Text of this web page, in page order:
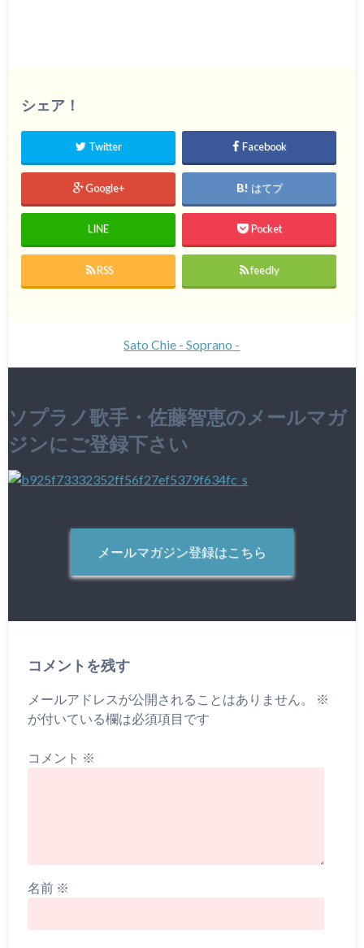
シェア！
Twitter Facebook
Google+ はてブ
LINE Pocket
RSS feedly
Sato Chie - Soprano -
ソプラノ歌手・佐藤智恵のメールマガ
ジンにご登録下さい
メールマガジン登録はこちら
コメントを残す
メールアドレスが公開されることはありません。
※
が付いている欄は必須項目です
コメント ※
名前 ※